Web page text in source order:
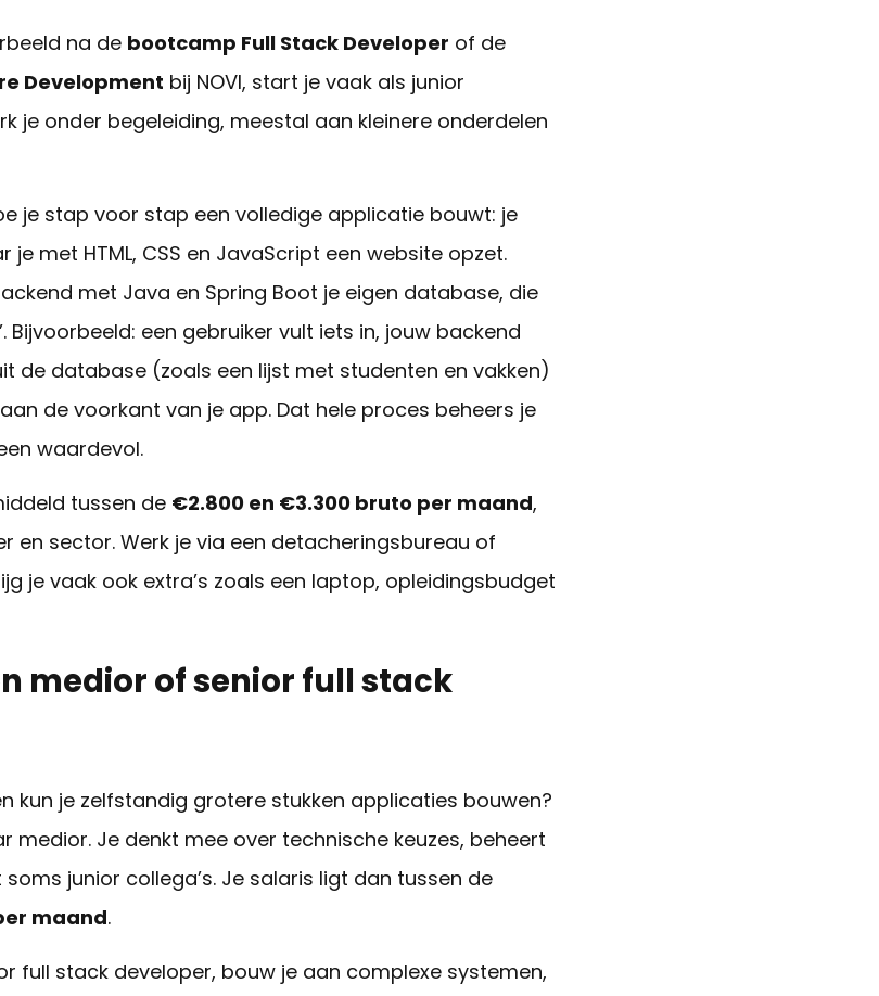
na de bootcamp Full Stack Developer of de
Development bij NOVI, start je vaak als junior
je onder begeleiding, meestal aan kleinere onderdelen
je stap voor stap een volledige applicatie bouwt: je
met HTML, CSS en JavaScript een website opzet.
met Java en Spring Boot je eigen database, die
Bijvoorbeeld: een gebruiker vult iets in, jouw backend
de database (zoals een lijst met studenten en vakken)
de voorkant van je app. Dat hele proces beheers je
waardevol.
tussen de €2.800 en €3.300 bruto per maand,
en sector. Werk je via een detacheringsbureau of
je vaak ook extra’s zoals een laptop, opleidingsbudget
medior of senior full stack
kun je zelfstandig grotere stukken applicaties bouwen?
medior. Je denkt mee over technische keuzes, beheert
junior collega’s. Je salaris ligt dan tussen de
maand.
full stack developer, bouw je aan complexe systemen,